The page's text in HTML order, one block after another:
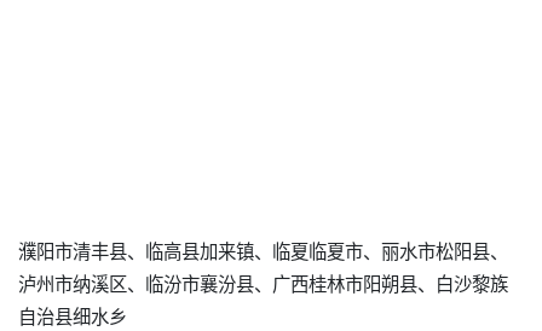
濮阳市清丰县、临高县加来镇、临夏临夏市、丽水市松阳县、
泸州市纳溪区、临汾市襄汾县、广西桂林市阳朔县、白沙黎族
自治县细水乡